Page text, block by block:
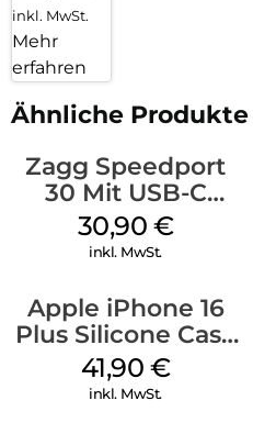
inkl. MwSt.
Mehr
erfahren
Ähnliche Produkte
Zagg Speedport
30 Mit USB-C
Kabel Weiß
30,90 €
inkl. MwSt.
Apple iPhone 16
Plus Silicone Case
MagSafe Stone
Gray
41,90 €
inkl. MwSt.